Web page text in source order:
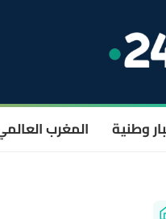
وطنية المغرب